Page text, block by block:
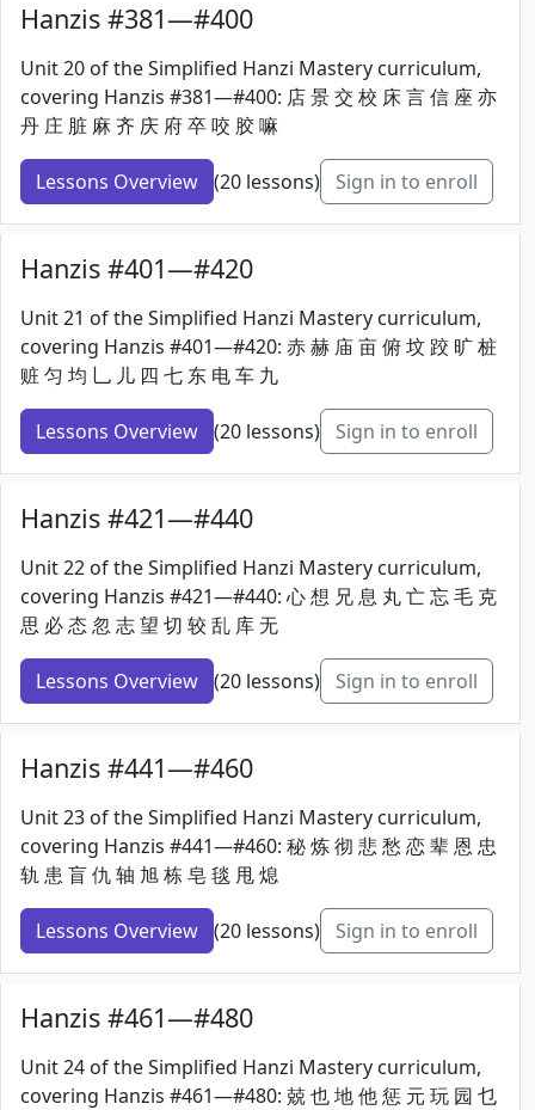
Hanzis #381—#400
Unit 20 of the Simplified Hanzi Mastery curriculum,
covering Hanzis #381—#400: 店 景 交 校 床 言 信 座 亦
丹 庄 脏 麻 齐 庆 府 卒 咬 胶 嘛
Lessons Overview (20 lessons) Sign in to enroll
Hanzis #401—#420
Unit 21 of the Simplified Hanzi Mastery curriculum,
covering Hanzis #401—#420: 赤 赫 庙 亩 俯 坟 跤 旷 桩
赃 匀 均 乚 儿 四 七 东 电 车 九
Lessons Overview (20 lessons) Sign in to enroll
Hanzis #421—#440
Unit 22 of the Simplified Hanzi Mastery curriculum,
covering Hanzis #421—#440: 心 想 兄 息 丸 亡 忘 毛 克
思 必 态 忽 志 望 切 较 乱 库 无
Lessons Overview (20 lessons) Sign in to enroll
Hanzis #441—#460
Unit 23 of the Simplified Hanzi Mastery curriculum,
covering Hanzis #441—#460: 秘 炼 彻 悲 愁 恋 辈 恩 忠
轨 患 盲 仇 轴 旭 栋 皂 毯 甩 熄
Lessons Overview (20 lessons) Sign in to enroll
Hanzis #461—#480
Unit 24 of the Simplified Hanzi Mastery curriculum,
covering Hanzis #461—#480: 兢 也 地 他 惩 元 玩 园 乜